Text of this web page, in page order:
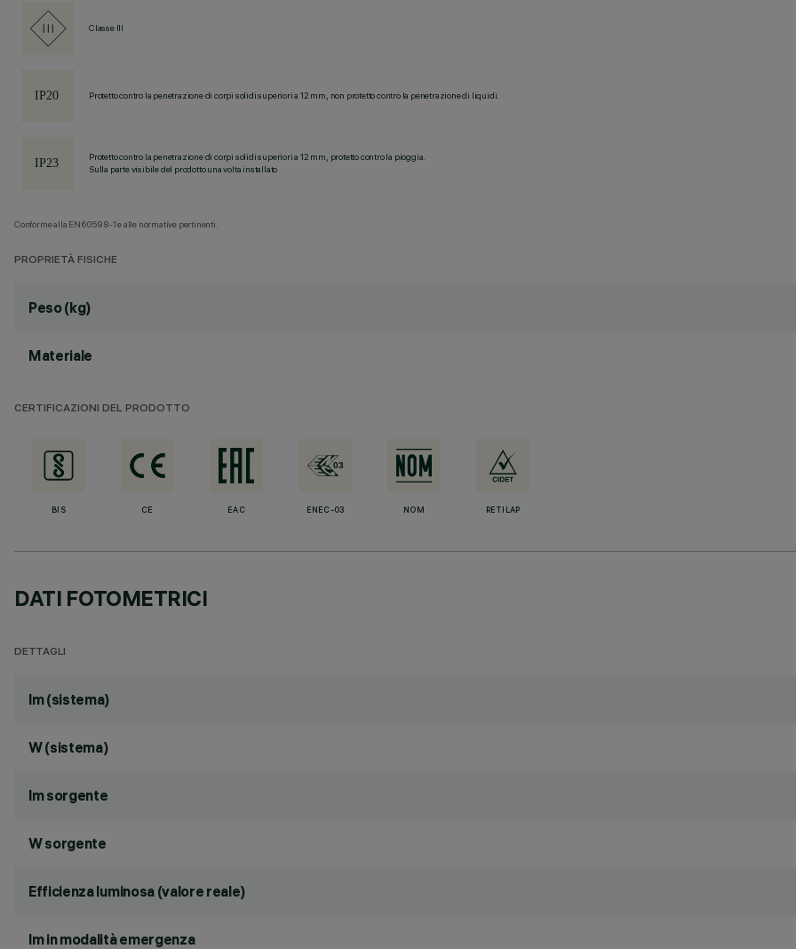
Classe III
Protetto contro la penetrazione di corpi solidi superiori a 12 mm, non protetto contro la penetrazione di liquidi.
Protetto contro la penetrazione di corpi solidi superiori a 12 mm, protetto contro la pioggia.
Sulla parte visibile del prodotto una volta installato
Conforme alla EN60598-1 e alle normative pertinenti.
PROPRIETÀ FISICHE
Peso (kg)
Materiale
CERTIFICAZIONI DEL PRODOTTO
BIS CE EAC ENEC-03 NOM RETILAP
DATI FOTOMETRICI
DETTAGLI
lm (sistema)
W (sistema)
lm sorgente
W sorgente
Efficienza luminosa (valore reale)
lm in modalità emergenza